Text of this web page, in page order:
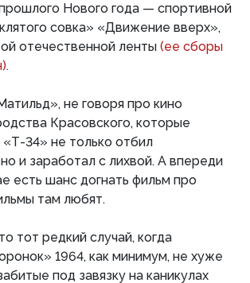
Нового года — спортивной
совка» «Движение вверх»,
отечественной ленты (ее сборы
не говоря про кино
Красовского, которые
34» не только отбил
и заработал с лихвой. А впереди
есть шанс догнать фильм про
там любят.
тот редкий случай, когда
1964, как минимум, не хуже
под завязку на каникулах